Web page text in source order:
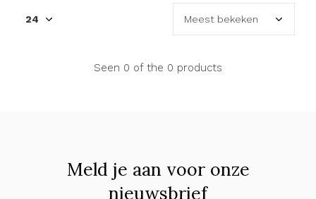
Seen 0 of the 0 products
Meld je aan voor onze
nieuwsbrief